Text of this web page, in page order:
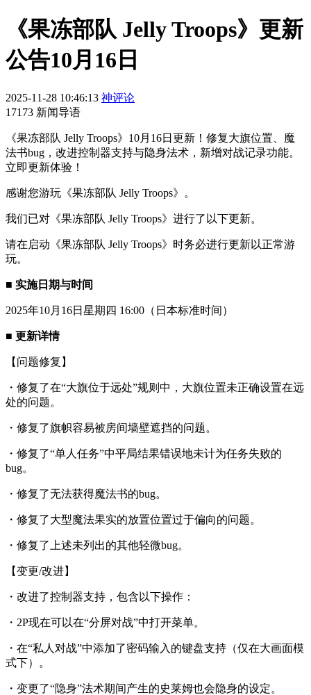
《果冻部队 Jelly Troops》更新
公告10月16日
2025-11-28 10:46:13 神评论
17173 新闻导语
《果冻部队 Jelly Troops》10月16日更新！修复大旗位置、魔
法书bug，改进控制器支持与隐身法术，新增对战记录功能。
立即更新体验！
感谢您游玩《果冻部队 Jelly Troops》。
我们已对《果冻部队 Jelly Troops》进行了以下更新。
请在启动《果冻部队 Jelly Troops》时务必进行更新以正常游
玩。
■ 实施日期与时间
2025年10月16日星期四 16:00（日本标准时间）
■ 更新详情
【问题修复】
・修复了在“大旗位于远处”规则中，大旗位置未正确设置在远
处的问题。
・修复了旗帜容易被房间墙壁遮挡的问题。
・修复了“单人任务”中平局结果错误地未计为任务失败的
bug。
・修复了无法获得魔法书的bug。
・修复了大型魔法果实的放置位置过于偏向的问题。
・修复了上述未列出的其他轻微bug。
【变更/改进】
・改进了控制器支持，包含以下操作：
・2P现在可以在“分屏对战”中打开菜单。
・在“私人对战”中添加了密码输入的键盘支持（仅在大画面模
式下）。
・变更了“隐身”法术期间产生的史莱姆也会隐身的设定。